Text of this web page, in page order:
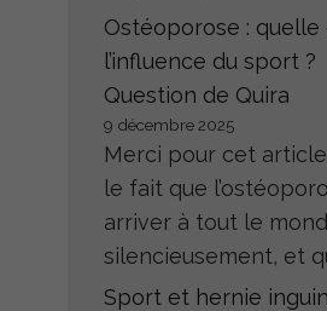
Ostéoporose : quelle
l’influence du sport ?
Question de Quira
9 décembre 2025
Merci pour cet
le fait que
arriver à tout le
silencieusement, et
Sport et hernie